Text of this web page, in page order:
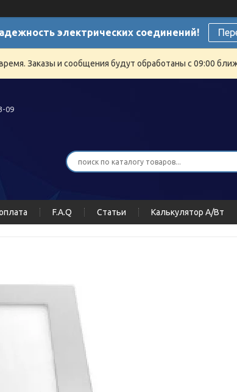
электрических соединений!
Заказы и сообщения будут обработаны с 09:00
09
F.A.Q Статьи Калькулятор А/Вт